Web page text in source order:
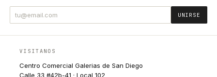
UNIRSE
VISITANOS
Centro Comercial Galerias de San Diego
Calle 33 #42b-41 · Local 102